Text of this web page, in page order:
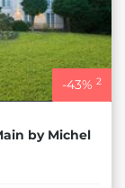
-43% 2
by Michel